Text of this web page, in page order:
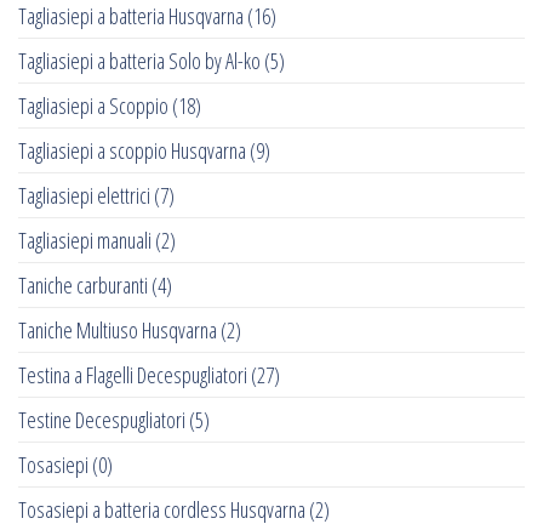
Tagliasiepi a batteria Husqvarna (16)
Tagliasiepi a batteria Solo by Al-ko (5)
Tagliasiepi a Scoppio (18)
Tagliasiepi a scoppio Husqvarna (9)
Tagliasiepi elettrici (7)
Tagliasiepi manuali (2)
Taniche carburanti (4)
Taniche Multiuso Husqvarna (2)
Testina a Flagelli Decespugliatori (27)
Testine Decespugliatori (5)
Tosasiepi (0)
Tosasiepi a batteria cordless Husqvarna (2)